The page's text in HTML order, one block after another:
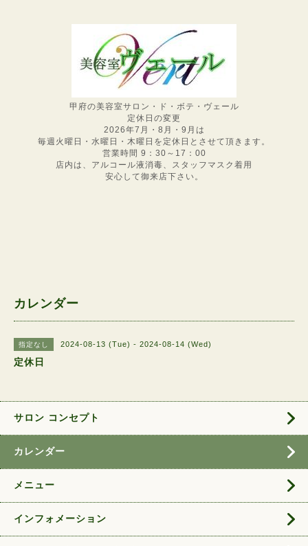
甲府の美容室サロン・ド・ボテ・ヴェール
定休日の変更
2026年7月・8月・9月は
毎週火曜日・水曜日・木曜日を定休日とさせて頂きます。
営業時間 9：30～17：00
店内は、アルコール液消毒、スタッフマスク着用
安心して御来店下さい。
カレンダー
指定なし 2024-08-13 (Tue) - 2024-08-14 (Wed)
定休日
サロン コンセプト
カレンダー
メニュー
インフォメーション